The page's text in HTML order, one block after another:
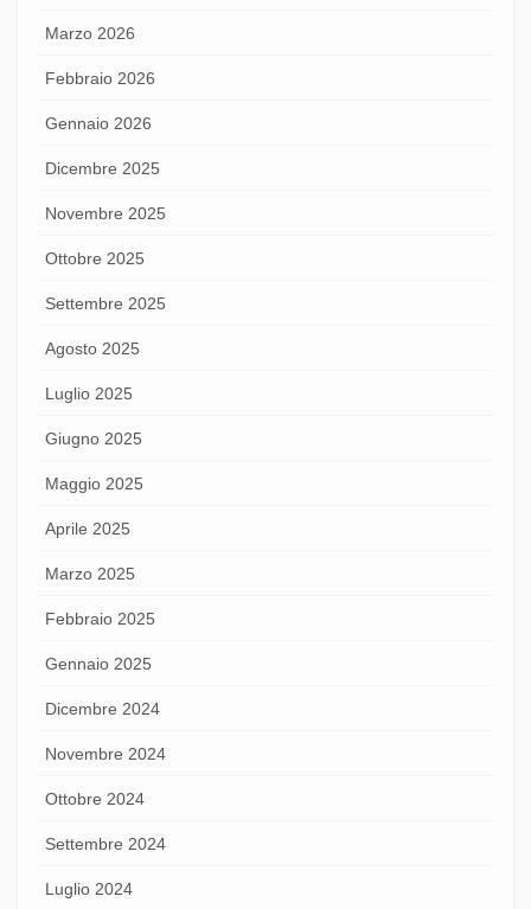
Marzo 2026
Febbraio 2026
Gennaio 2026
Dicembre 2025
Novembre 2025
Ottobre 2025
Settembre 2025
Agosto 2025
Luglio 2025
Giugno 2025
Maggio 2025
Aprile 2025
Marzo 2025
Febbraio 2025
Gennaio 2025
Dicembre 2024
Novembre 2024
Ottobre 2024
Settembre 2024
Luglio 2024